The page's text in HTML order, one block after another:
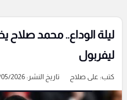
ليلة الوداع.. محمد صلاح
ليفربول
كتب: على صلاح تاريخ النشر: 24/05/2026